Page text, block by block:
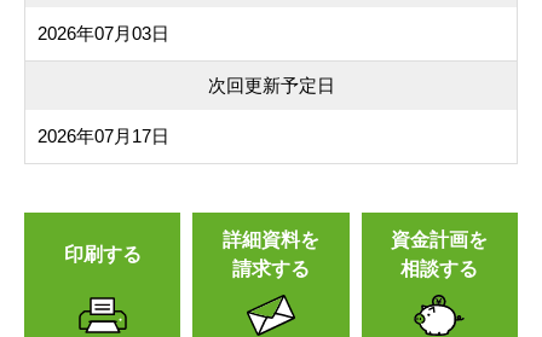
2026年07月03日
次回更新予定日
2026年07月17日
印刷する
詳細資料を
請求する
資金計画を
相談する